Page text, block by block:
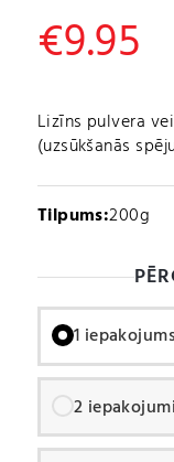
€9.95
Lizīns pulvera
(uzsūkšanās
Tilpums:200g
1 iepakojums
2 iepakojumi